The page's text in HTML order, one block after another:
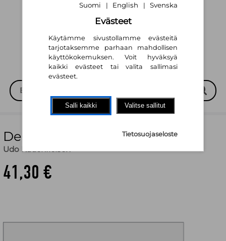
Der Tod der Medea
Udo Rauchfleisch
41,30 €
Suomi | English | Svenska
Evästeet
Käytämme sivustollamme evästeitä
tarjotaksemme parhaan mahdollisen
käyttökokemuksen. Voit hyväksyä
kaikki evästeet tai valita sallimasi
evästeet.
Salli kaikki Valitse sallitut
Tietosuojaseloste